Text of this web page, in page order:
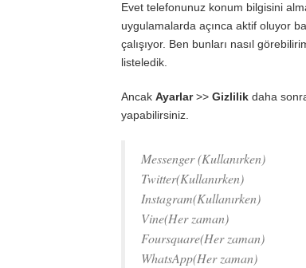
Evet telefonunuz konum bilgisini
uygulamalarda açınca aktif oluyor
çalışıyor. Ben bunları nasıl
listeledik.
Ancak Ayarlar>> Gizlilik daha
yapabilirsiniz.
Messenger (Kullanırken)
Twitter(Kullanırken)
Instagram(Kullanırken)
Vine(Her zaman)
Foursquare(Her zaman)
WhatsApp(Her zaman)